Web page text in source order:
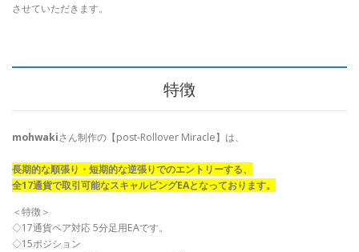
させていただきます。
特徴
mohwakiさん制作の【post-Rollover Miracle】は、
長期的な順張り・短期的な逆張りでのエントリーする、
全17通貨で取引可能なスキャルピングEAとなっております。
＜特徴＞
◇17通貨ペア対応 5分足用EAです。
◇15ポジション